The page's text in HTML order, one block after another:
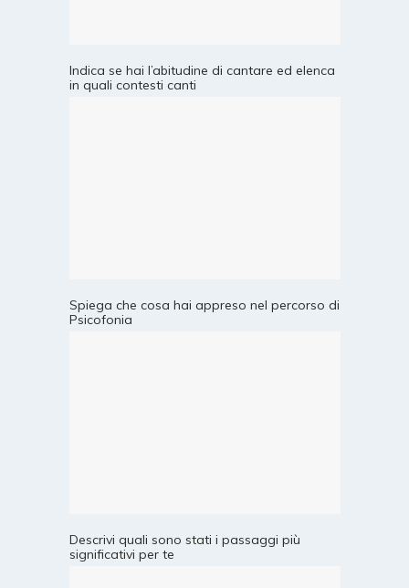
Indica se hai l’abitudine di cantare ed elenca
in quali contesti canti
Spiega che cosa hai appreso nel percorso di
Psicofonia
Descrivi quali sono stati i passaggi più
significativi per te